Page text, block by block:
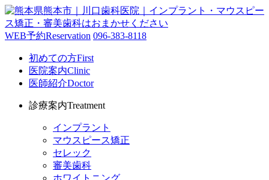
WEB予約Reservation 096-383-8118
初めての方First
医院案内Clinic
医師紹介Doctor
診療案内Treatment
インプラント
マウスピース矯正
セレック
審美歯科
ホワイトニング